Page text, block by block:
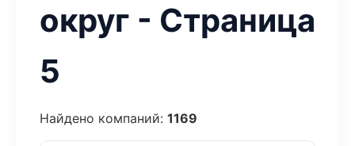
округ - Страница
5
Найдено компаний: 1169